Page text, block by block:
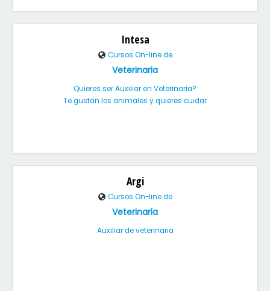
Intesa
Cursos On-line de
Veterinaria
Quieres ser Auxiliar en Veterinaria?
Te gustan los animales y quieres cuidar
Argi
Cursos On-line de
Veterinaria
Auxiliar de veterinaria